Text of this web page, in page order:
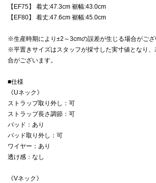
【EF75】 着丈:47.3cm 裾幅:43.0cm
【EF80】 着丈:47.6cm 裾幅:45.0cm
※生産時期により±2～3cmの誤差が生じる場合がござ
※平置きサイズはスタッフが採寸した実寸値となり
合がございます。
■仕様
《Uネック》
ストラップ取り外し：可
ストラップ長さ調節：可
パッド：あり
パッド取り外し：可
ワイヤー：あり
透け感：なし
《Vネック》